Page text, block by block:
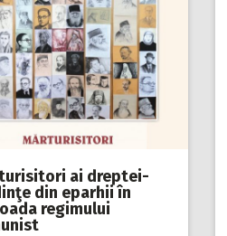
ai dreptei-
din eparhii în
regimului